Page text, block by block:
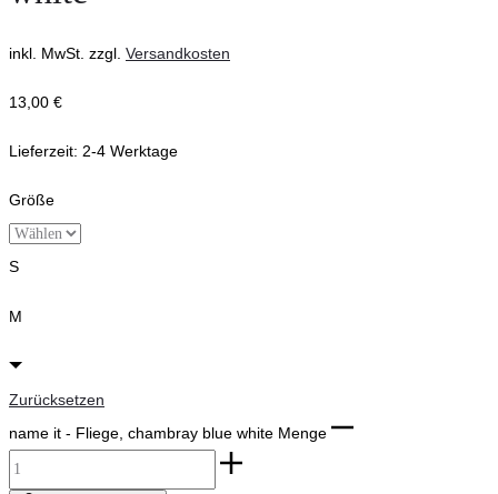
inkl. MwSt. zzgl. Versandkosten
13,00 €
Lieferzeit: 2-4 Werktage
Größe
S
M
Zurücksetzen
name it - Fliege, chambray blue white Menge